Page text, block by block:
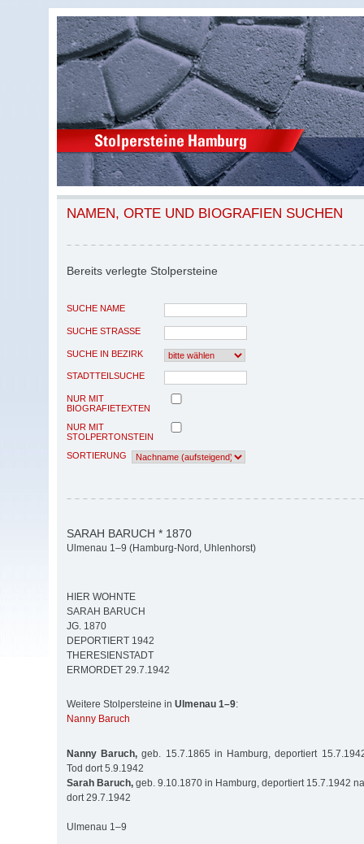
NAMEN, ORTE UND BIOGRAFIEN SUCHEN
Bereits verlegte Stolpersteine
SUCHE NAME
SUCHE STRASSE
SUCHE IN BEZIRK
STADTTEILSUCHE
NUR MIT
BIOGRAFIETEXTEN
NUR MIT
STOLPERTONSTEIN
SORTIERUNG
SARAH BARUCH * 1870
Ulmenau 1–9 (Hamburg-Nord, Uhlenhorst)
HIER WOHNTE
SARAH BARUCH
JG. 1870
DEPORTIERT 1942
THERESIENSTADT
ERMORDET 29.7.1942
Weitere Stolpersteine in Ulmenau 1–9:
Nanny Baruch
Nanny Baruch, geb. 15.7.1865 in Hamburg, deportiert
Tod dort 5.9.1942
Sarah Baruch, geb. 9.10.1870 in Hamburg, deportiert 15.7.1942
dort 29.7.1942
Ulmenau 1–9